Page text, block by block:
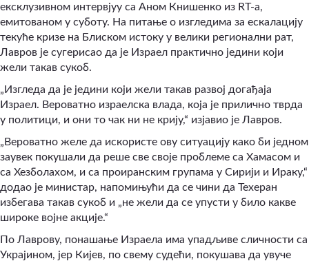
ексклузивном интервјуу са Аном Книшенко из RT-а,
емитованом у суботу. На питање о изгледима за ескалацију
текуће кризе на Блиском истоку у велики регионални рат,
Лавров је сугерисао да је Израел практично једини који
жели такав сукоб.
„Изгледа да је једини који жели такав развој догађаја
Израел. Вероватно израелска влада, која је прилично тврда
у политици, и они то чак ни не крију,“ изјавио је Лавров.
„Вероватно желе да искористе ову ситуацију како би једном
заувек покушали да реше све своје проблеме са Хамасом и
са Хезболахом, и са проиранским групама у Сирији и Ираку,“
додао је министар, напомињући да се чини да Техеран
избегава такав сукоб и „не жели да се упусти у било какве
широке војне акције.“
По Лаврову, понашање Израела има упадљиве сличности са
Украјином, јер Кијев, по свему судећи, покушава да увуче